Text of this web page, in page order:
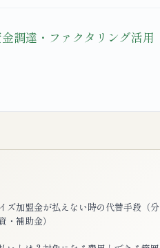
調達・ファクタリング活用
ズ加盟金が払えない時の代替手段（分
・補助金）